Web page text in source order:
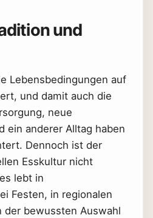
und
Lebensbedingungen auf
und damit auch die
neue
ein anderer Alltag haben
Dennoch ist der
Esskultur nicht
lebt in
Festen, in regionalen
der bewussten Auswahl